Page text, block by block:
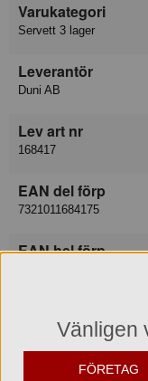
Varukategori
Servett 3 lager
Leverantör
Duni AB
Lev art nr
168417
EAN del förp
7321011684175
EAN hel förp
7321041684176
Bruttovikt
Vänligen
FÖRETAG